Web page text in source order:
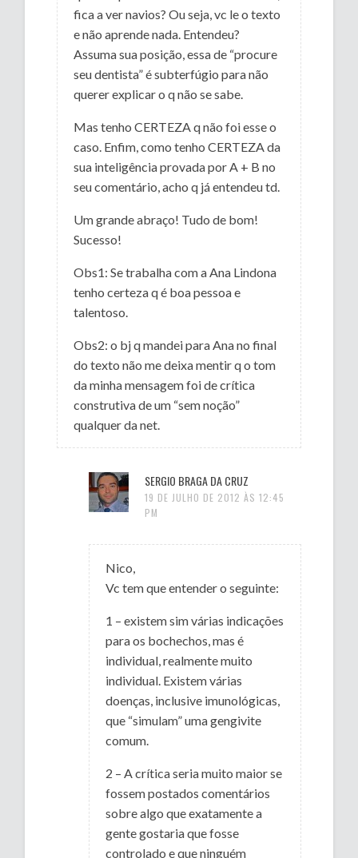
fica a ver navios? Ou seja, vc le o texto
e não aprende nada. Entendeu?
Assuma sua posição, essa de “procure
seu dentista” é subterfúgio para não
querer explicar o q não se sabe.
Mas tenho CERTEZA q não foi esse o
caso. Enfim, como tenho CERTEZA da
sua inteligência provada por A + B no
seu comentário, acho q já entendeu td.
Um grande abraço! Tudo de bom!
Sucesso!
Obs1: Se trabalha com a Ana Lindona
tenho certeza q é boa pessoa e
talentoso.
Obs2: o bj q mandei para Ana no final
do texto não me deixa mentir q o tom
da minha mensagem foi de crítica
construtiva de um “sem noção”
qualquer da net.
SERGIO BRAGA DA CRUZ
19 DE JULHO DE 2012 ÀS 12:45
PM
Nico,
Vc tem que entender o seguinte:
1 – existem sim várias indicações
para os bochechos, mas é
individual, realmente muito
individual. Existem várias
doenças, inclusive imunológicas,
que “simulam” uma gengivite
comum.
2 – A crítica seria muito maior se
fossem postados comentários
sobre algo que exatamente a
gente gostaria que fosse
controlado e que ninguém